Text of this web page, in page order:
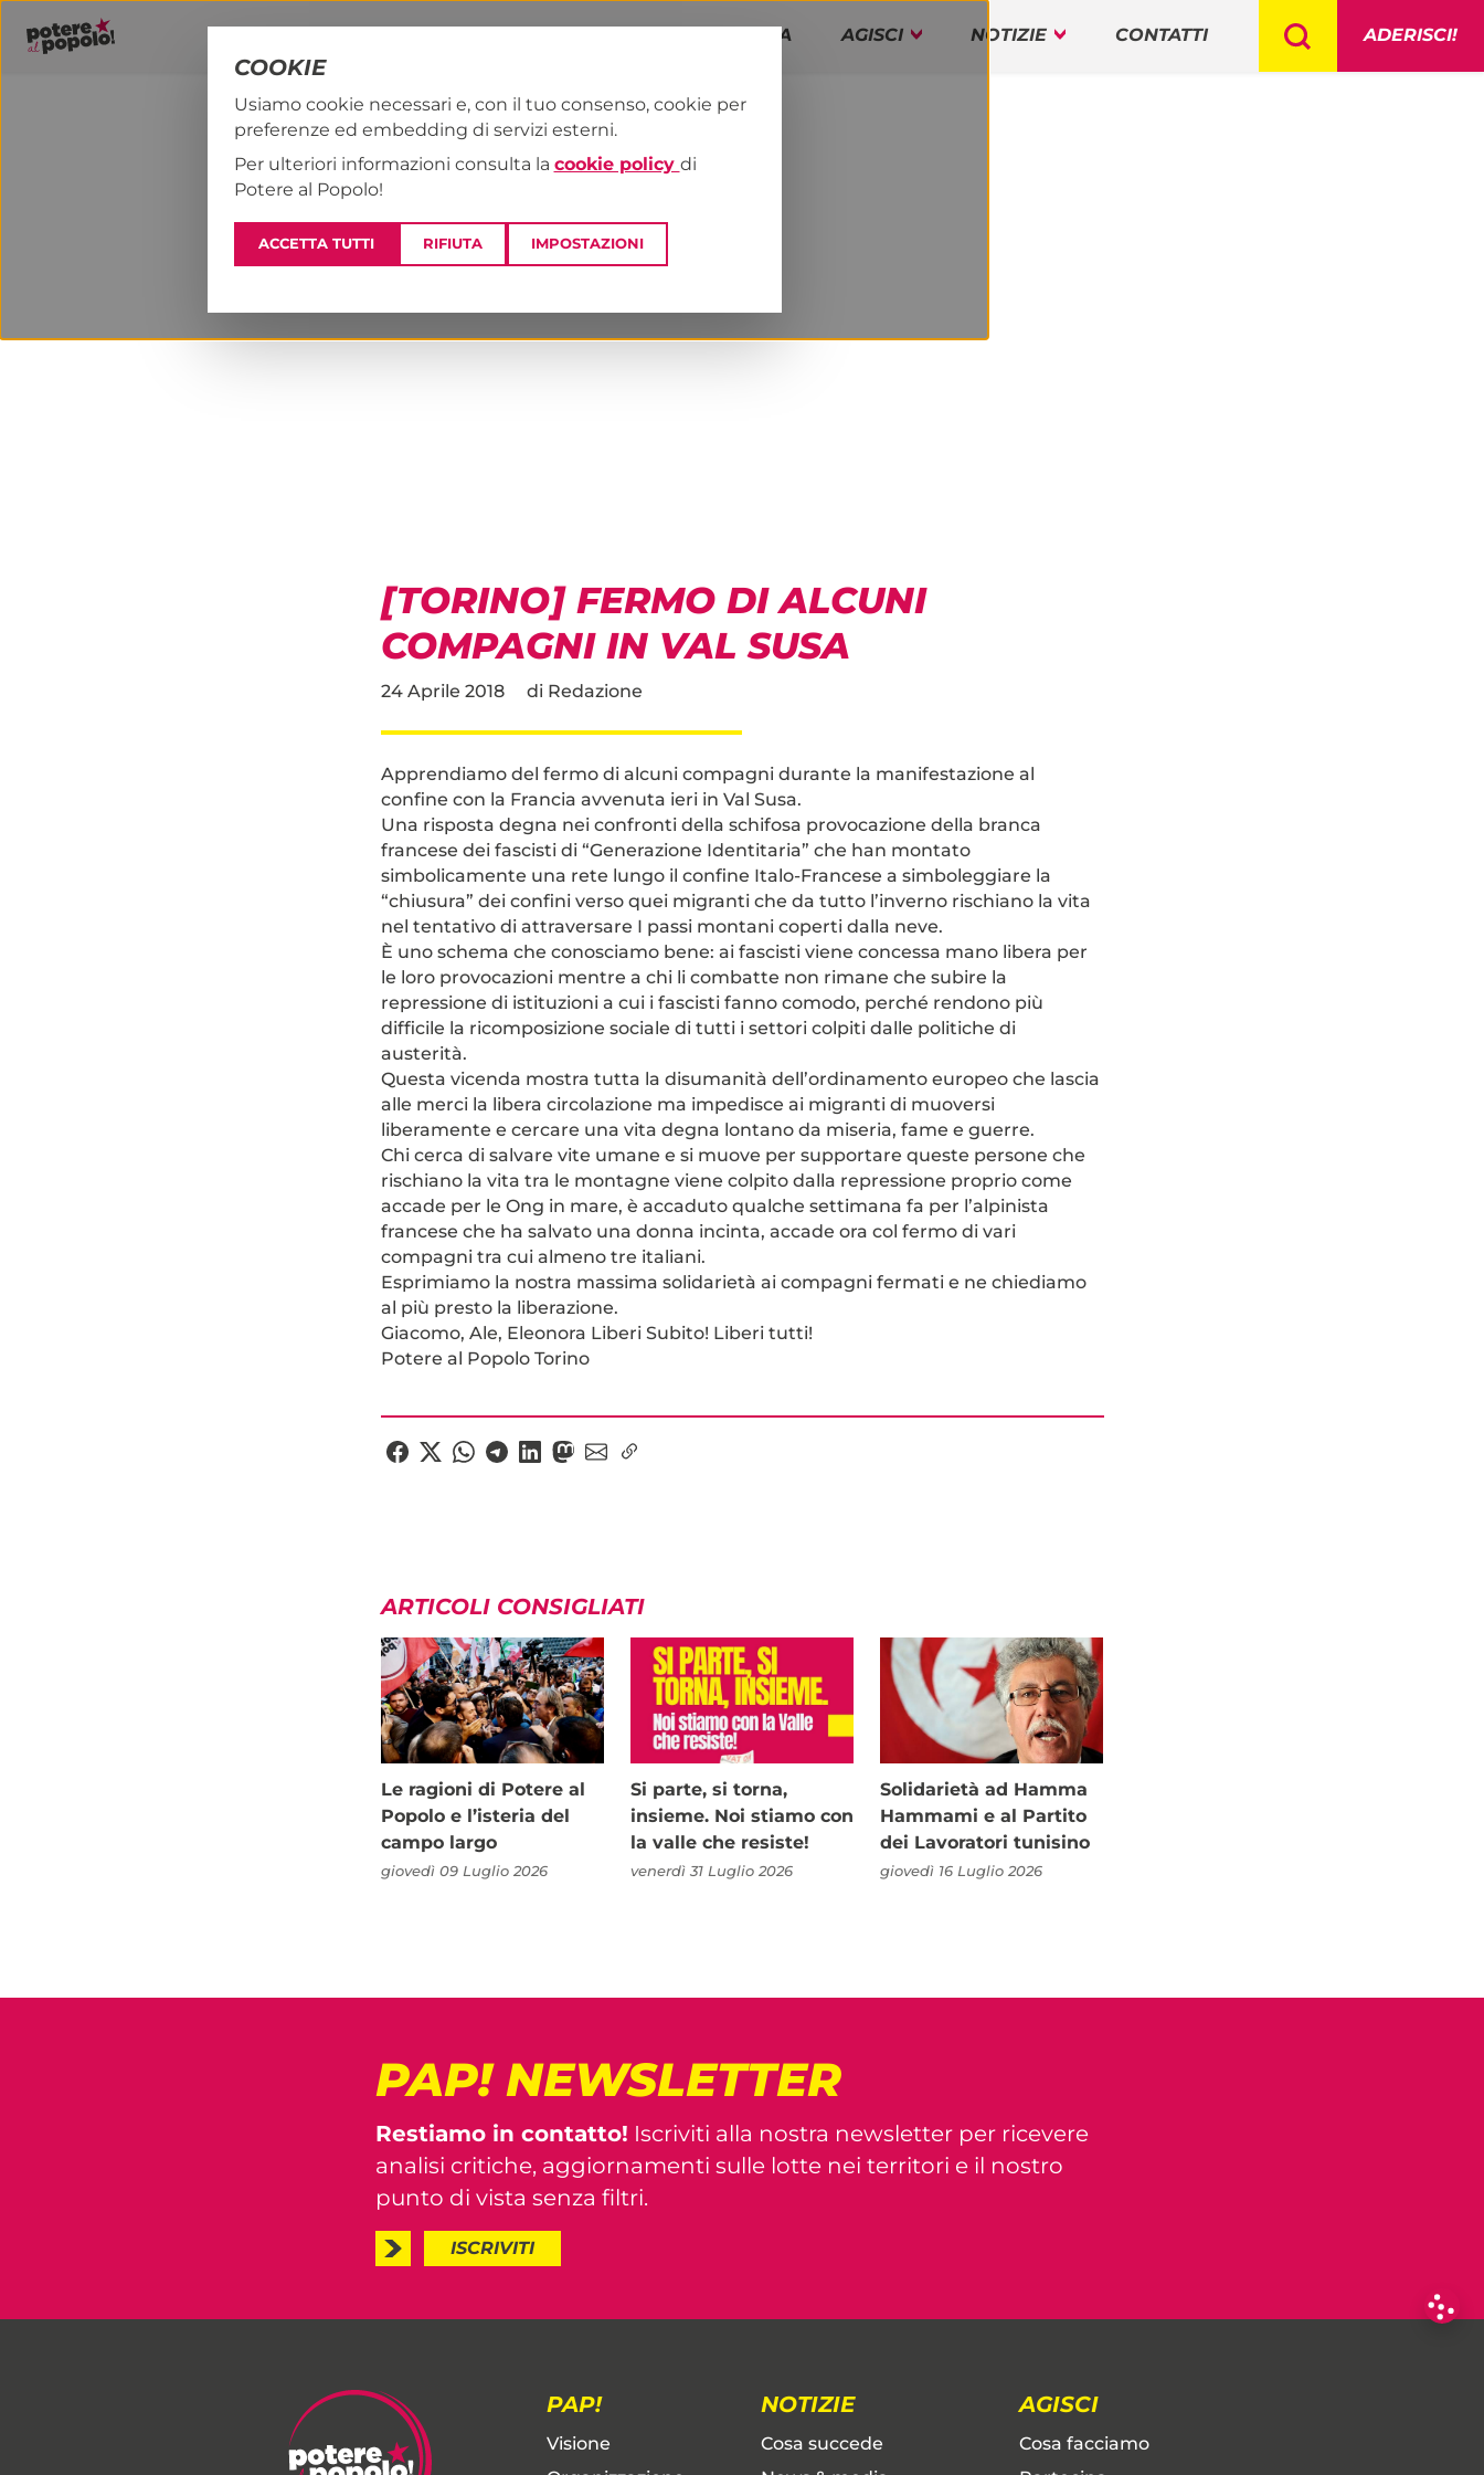
PROGRAMMA AGISCI NOTIZIE CONTATTI ADERISCI!
PAP! NOTIZIE DAI TERRITORI
[TORINO] FERMO DI ALCUNI
COMPAGNI IN VAL SUSA
24 Aprile 2018 di Redazione
Apprendiamo del fermo di alcuni compagni durante la manifestazione al
confine con la Francia avvenuta ieri in Val Susa.
Una risposta degna nei confronti della schifosa provocazione della branca
francese dei fascisti di “Generazione Identitaria” che han montato
simbolicamente una rete lungo il confine Italo-Francese a simboleggiare la
“chiusura” dei confini verso quei migranti che da tutto l’inverno rischiano la vita
nel tentativo di attraversare I passi montani coperti dalla neve.
È uno schema che conosciamo bene: ai fascisti viene concessa mano libera per
le loro provocazioni mentre a chi li combatte non rimane che subire la
repressione di istituzioni a cui i fascisti fanno comodo, perché rendono più
difficile la ricomposizione sociale di tutti i settori colpiti dalle politiche di
austerità.
Questa vicenda mostra tutta la disumanità dell’ordinamento europeo che lascia
alle merci la libera circolazione ma impedisce ai migranti di muoversi
liberamente e cercare una vita degna lontano da miseria, fame e guerre.
Chi cerca di salvare vite umane e si muove per supportare queste persone che
rischiano la vita tra le montagne viene colpito dalla repressione proprio come
accade per le Ong in mare, è accaduto qualche settimana fa per l’alpinista
francese che ha salvato una donna incinta, accade ora col fermo di vari
compagni tra cui almeno tre italiani.
Esprimiamo la nostra massima solidarietà ai compagni fermati e ne chiediamo
al più presto la liberazione.
Giacomo, Ale, Eleonora Liberi Subito! Liberi tutti!
Potere al Popolo Torino
ARTICOLI CONSIGLIATI
Le ragioni di Potere al
Popolo e l’isteria del
campo largo
giovedì 09 Luglio 2026
Si parte, si torna,
insieme. Noi stiamo con
la valle che resiste!
venerdì 31 Luglio 2026
Solidarietà ad Hamma
Hammami e al Partito
dei Lavoratori tunisino
giovedì 16 Luglio 2026
PAP! NEWSLETTER
Restiamo in contatto! Iscriviti alla nostra newsletter per ricevere
analisi critiche, aggiornamenti sulle lotte nei territori e il nostro
punto di vista senza filtri.
ISCRIVITI
PAP!
Visione
NOTIZIE
Cosa succede
AGISCI
Cosa facciamo
COOKIE
Usiamo cookie necessari e, con il tuo consenso, cookie per
preferenze ed embedding di servizi esterni.
Per ulteriori informazioni consulta la cookie policy di
Potere al Popolo!
ACCETTA TUTTI RIFIUTA IMPOSTAZIONI